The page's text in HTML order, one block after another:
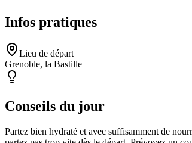
Infos pratiques
Lieu de départ
Grenoble, la Bastille
Conseils du jour
Partez bien hydraté et avec suffisamment de